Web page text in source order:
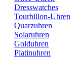
Dresswatches
Tourbillon-Uhren
Quarzuhren
Solaruhren
Golduhren
Platinuhren